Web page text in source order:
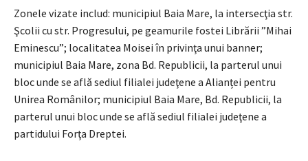
Zonele vizate includ: municipiul Baia Mare, la intersecţia str.
Şcolii cu str. Progresului, pe geamurile fostei Librării ”Mihai
Eminescu”; localitatea Moisei în privinţa unui banner;
municipiul Baia Mare, zona Bd. Republicii, la parterul unui
bloc unde se află sediul filialei judeţene a Alianței pentru
Unirea Românilor; municipiul Baia Mare, Bd. Republicii, la
parterul unui bloc unde se află sediul filialei judeţene a
partidului Forţa Dreptei.